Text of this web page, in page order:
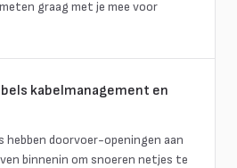
graag met je mee voor
kabelmanagement en
hebben doorvoer-openingen aan
binnenin om snoeren netjes te